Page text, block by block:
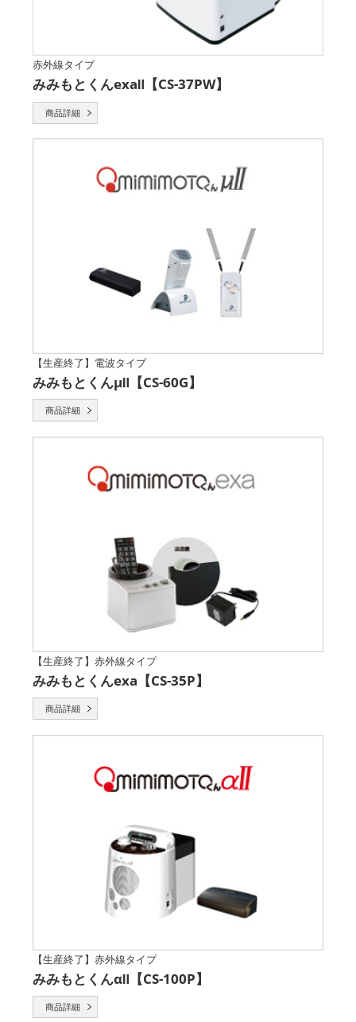
赤外線タイプ
みみもとくんexaⅡ【CS-37PW】
商品詳細
【生産終了】電波タイプ
みみもとくんμⅡ【CS-60G】
商品詳細
【生産終了】赤外線タイプ
みみもとくんexa【CS-35P】
商品詳細
【生産終了】赤外線タイプ
みみもとくんαⅡ【CS-100P】
商品詳細